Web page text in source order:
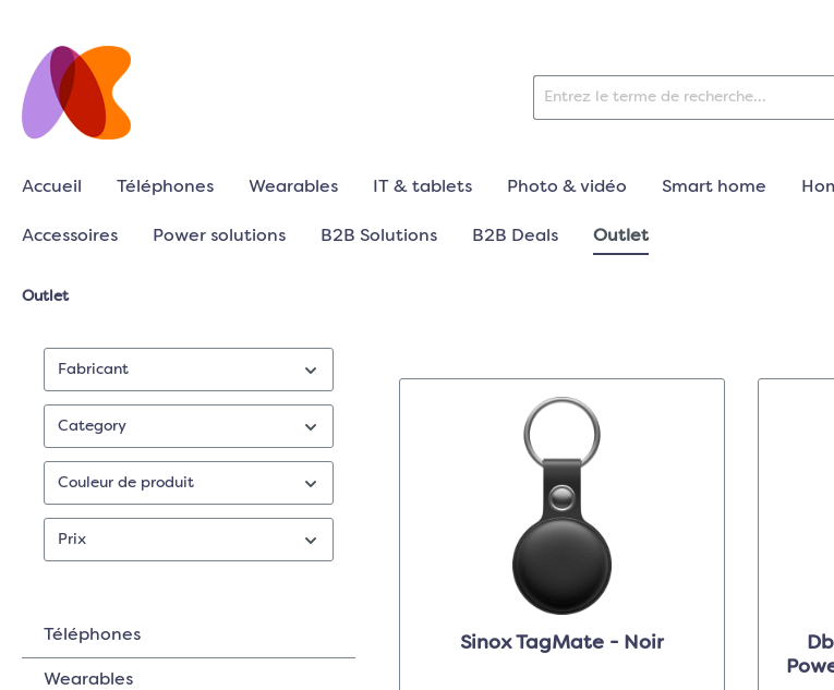
Accueil Téléphones Wearables IT & tablets Photo & vidéo Smart home
Accessoires Power solutions B2B Solutions B2B Deals Outlet
Outlet
Fabricant
Category
Couleur de produit
Prix
Téléphones
Wearables
Sinox TagMate - Noir